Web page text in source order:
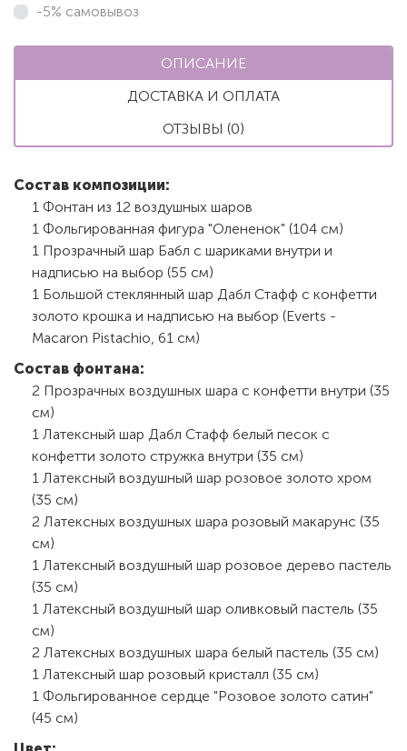
-5% самовывоз
ОПИСАНИЕ
ДОСТАВКА И ОПЛАТА
ОТЗЫВЫ (0)
Состав композиции:
1 Фонтан из 12 воздушных шаров
1 Фольгированная фигура "Олененок" (104 см)
1 Прозрачный шар Бабл с шариками внутри и
надписью на выбор (55 см)
1 Большой стеклянный шар Дабл Стафф с конфетти
золото крошка и надписью на выбор (Everts -
Macaron Pistachio, 61 см)
Состав фонтана:
2 Прозрачных воздушных шара с конфетти внутри (35
см)
1 Латексный шар Дабл Стафф белый песок с
конфетти золото стружка внутри (35 см)
1 Латексный воздушный шар розовое золото хром
(35 см)
2 Латексных воздушных шара розовый макарунс (35
см)
1 Латексный воздушный шар розовое дерево пастель
(35 см)
1 Латексный воздушный шар оливковый пастель (35
см)
2 Латексных воздушных шара белый пастель (35 см)
1 Латексный шар розовый кристалл (35 см)
1 Фольгированное сердце "Розовое золото сатин"
(45 см)